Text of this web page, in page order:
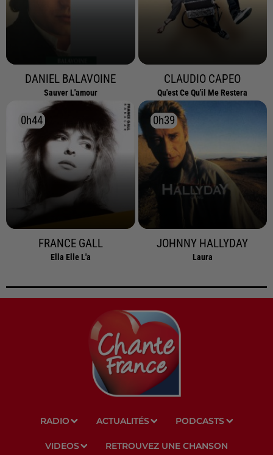
DANIEL BALAVOINE
Sauver L'amour
CLAUDIO CAPEO
Qu'est Ce Qu'il Me Restera
0h44
0h44
FRANCE GALL
Ella Elle L'a
0h39
0h39
JOHNNY HALLYDAY
Laura
RADIO ACTUALITÉS PODCASTS
VIDEOS RETROUVEZ UNE CHANSON